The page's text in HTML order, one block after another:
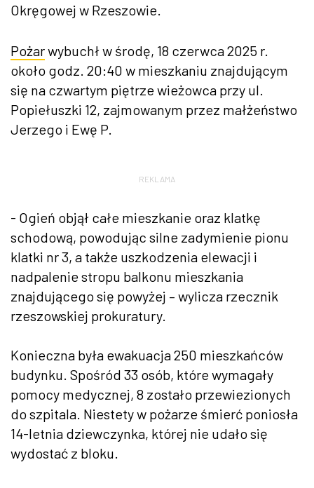
Okręgowej w Rzeszowie.
Pożarwybuchł w środę, 18 czerwca 2025 r.
około godz. 20:40 w mieszkaniu znajdującym
się na czwartym piętrze wieżowca przy ul.
Popiełuszki 12, zajmowanym przez małżeństwo
Jerzego i Ewę P.
REKLAMA
- Ogień objął całe mieszkanie oraz klatkę
schodową, powodując silne zadymienie pionu
klatki nr 3, a także uszkodzenia elewacji i
nadpalenie stropu balkonu mieszkania
znajdującego się powyżej – wylicza rzecznik
rzeszowskiej prokuratury.
Konieczna była ewakuacja 250 mieszkańców
budynku. Spośród 33 osób, które wymagały
pomocy medycznej, 8 zostało przewiezionych
do szpitala. Niestety w pożarze śmierć poniosła
14-letnia dziewczynka, której nie udało się
wydostać z bloku.